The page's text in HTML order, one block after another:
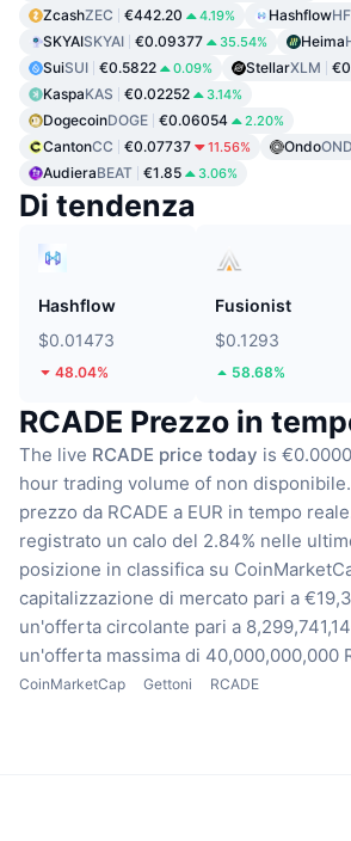
ZcashZEC €442.20 4.19% Hashflow
SKYAISKYAI €0.09377 35.54% Heima
SuiSUI €0.5822 0.09% StellarXLM
KaspaKAS €0.02252 3.14%
DogecoinDOGE €0.06054 2.20%
CantonCC €0.07737 11.56% Ondo
AudieraBEAT €1.85 3.06%
Di tendenza
Hashflow
$0.01473
48.04%
Fusionist
$0.1293
58.68%
RCADE Prezzo in
The live RCADE price today is
hour trading volume of non disponibile.
prezzo da RCADE a EUR in tempo
registrato un calo del 2.84% nelle
posizione in classifica su
capitalizzazione di mercato pari a
un'offerta circolante pari a
un'offerta massima di 40,000,000,000
CoinMarketCap Gettoni RCADE